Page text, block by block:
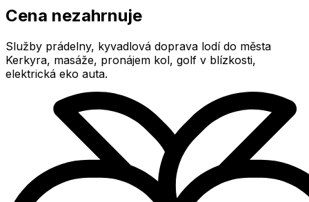
Cena nezahrnuje
Služby prádelny, kyvadlová doprava lodí do města
Kerkyra, masáže, pronájem kol, golf v blízkosti,
elektrická eko auta.